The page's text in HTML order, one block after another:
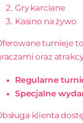
Gry karciane
Kasino na żywo
turnieje
oraz
Regularne
Specjalne
klienta